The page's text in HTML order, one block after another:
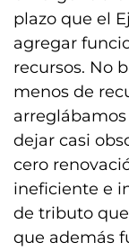
plazo que el
agregar
recursos. No
menos de
dejar casi
cero
ineficiente e
de tributo
que además